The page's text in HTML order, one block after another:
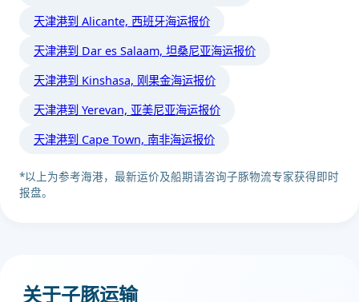
天津港到 Alicante, 西班牙海运报价
天津港到 Dar es Salaam, 坦桑尼亚海运报价
天津港到 Kinshasa, 刚果金海运报价
天津港到 Yerevan, 亚美尼亚海运报价
天津港到 Cape Town, 南非海运报价
*以上为参考海港，最新运价及船期请咨询子豚物流专家获得即时
报盘。
关于子豚运输